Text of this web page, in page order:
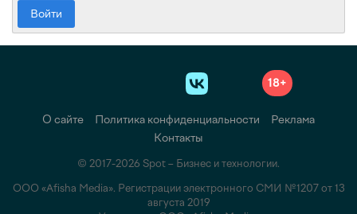
Войти
18+
О сайте Политика конфиденциальности
Реклама
Контакты
© 2017-2026 Spot – Бизнес и технологии.
ООО «Afisha Media». Регистрации электронного СМИ №1207 от 13
августа 2019